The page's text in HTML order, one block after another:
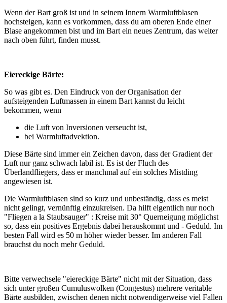
Wenn der Bart groß ist und in seinem Innern Warmluftblasen
hochsteigen, kann es vorkommen, dass du am oberen Ende einer
Blase angekommen bist und im Bart ein neues Zentrum, das weiter
nach oben führt, finden musst.
Eiereckige Bärte:
So was gibt es. Den Eindruck von der Organisation der
aufsteigenden Luftmassen in einem Bart kannst du leicht
bekommen, wenn
die Luft von Inversionen verseucht ist,
bei Warmluftadvektion.
Diese Bärte sind immer ein Zeichen davon, dass der Gradient der
Luft nur ganz schwach labil ist. Es ist der Fluch des
Überlandfliegers, dass er manchmal auf ein solches Mistding
angewiesen ist.
Die Warmluftblasen sind so kurz und unbeständig, dass es meist
nicht gelingt, vernünftig einzukreisen. Da hilft eigentlich nur noch
"Fliegen a la Staubsauger" : Kreise mit 30° Querneigung möglichst
so, dass ein positives Ergebnis dabei herauskommt und - Geduld. Im
besten Fall wird es 50 m höher wieder besser. Im anderen Fall
brauchst du noch mehr Geduld.
Bitte verwechsele "eiereckige Bärte" nicht mit der Situation, dass
sich unter großen Cumuluswolken (Congestus) mehrere veritable
Bärte ausbilden, zwischen denen nicht notwendigerweise viel Fallen